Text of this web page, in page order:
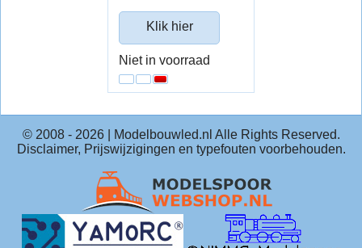
Klik hier
Niet in voorraad
© 2008 - 2026| Modelbouwled.nl Alle Rights Reserved.
Disclaimer, Prijswijzigingen en typefouten voorbehouden.